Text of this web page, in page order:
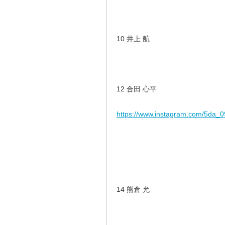
10 井上 航
12 合田 心平
https://www.instagram.com/
14 熊倉 允